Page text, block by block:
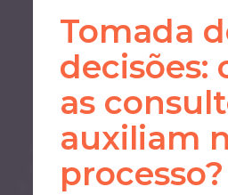
Tomada
decisões:
as
auxiliam
processo?